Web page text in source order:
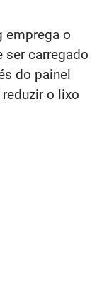
emprega o
ser carregado
do painel
o lixo